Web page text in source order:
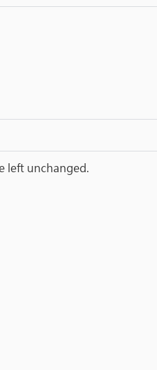
left unchanged.